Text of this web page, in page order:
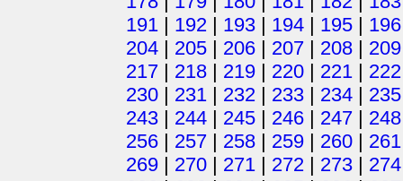
191 | 192 | 193 | 194 | 195 | 196
204 | 205 | 206 | 207 | 208 | 209
217 | 218 | 219 | 220 | 221 | 222
230 | 231 | 232 | 233 | 234 | 235
243 | 244 | 245 | 246 | 247 | 248
256 | 257 | 258 | 259 | 260 | 261
269 | 270 | 271 | 272 | 273 | 274